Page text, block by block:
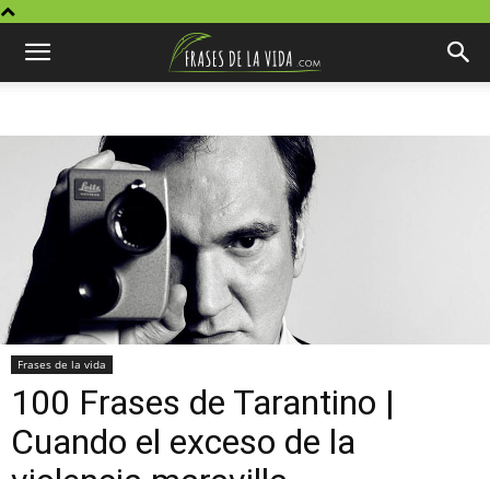
Frases de la vida
100 Frases de Tarantino |
Cuando el exceso de la